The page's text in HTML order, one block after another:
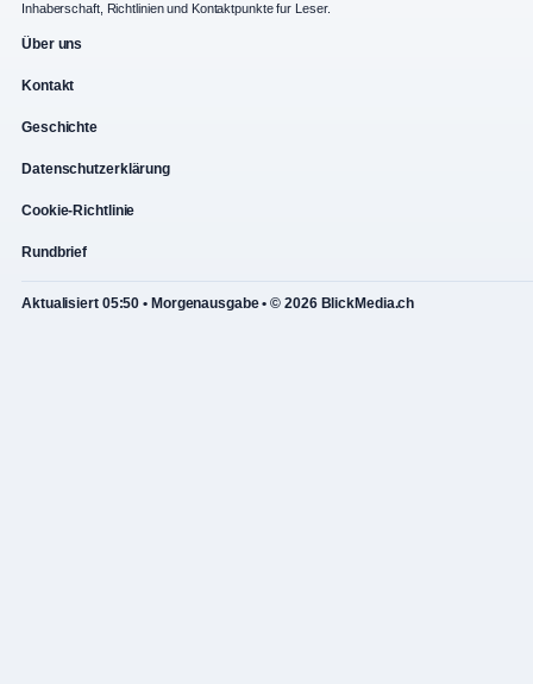
Inhaberschaft, Richtlinien und Kontaktpunkte fur Leser.
Über uns
Kontakt
Geschichte
Datenschutzerklärung
Cookie-Richtlinie
Rundbrief
Aktualisiert 05:50 • Morgenausgabe • © 2026 BlickMedia.ch